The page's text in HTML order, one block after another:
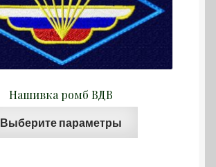
Нашивка ромб ВДВ
Выберите параметры